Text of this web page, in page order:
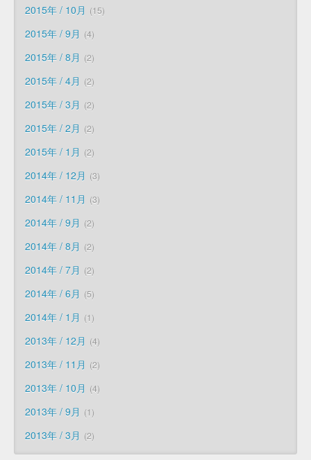
2015年 / 10月 15
2015年 / 9月 4
2015年 / 8月 2
2015年 / 4月 2
2015年 / 3月 2
2015年 / 2月 2
2015年 / 1月 2
2014年 / 12月 3
2014年 / 11月 3
2014年 / 9月 2
2014年 / 8月 2
2014年 / 7月 2
2014年 / 6月 5
2014年 / 1月 1
2013年 / 12月 4
2013年 / 11月 2
2013年 / 10月 4
2013年 / 9月 1
2013年 / 3月 2